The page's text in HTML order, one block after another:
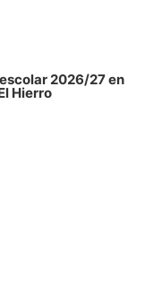
2026/27 en
Hierro